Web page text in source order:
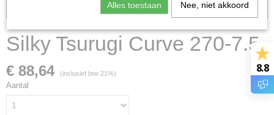
Voorraad: 0
Silky Tsurugi Curve 270-7.5
€ 88,64 (inclusief btw 21%)
Aantal
8.8
Alles toestaan Nee, niet akkoord